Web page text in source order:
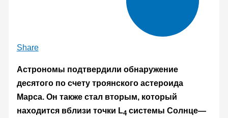
Share
Астрономы подтвердили обнаружение
десятого по счету троянского астероида
Марса. Он также стал вторым, который
находится вблизи точки L4 системы Солнце—